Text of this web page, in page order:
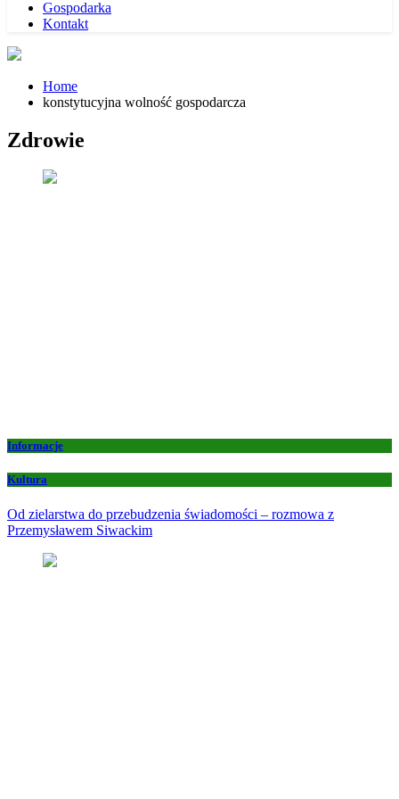
Gospodarka
Kontakt
Home
konstytucyjna wolność gospodarcza
Zdrowie
Informacje
Kultura
Od zielarstwa do przebudzenia świadomości – rozmowa z
Przemysławem Siwackim